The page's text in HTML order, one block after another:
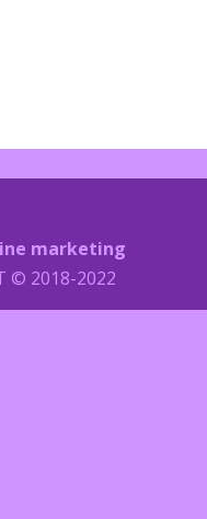
marketing
© 2018-2022